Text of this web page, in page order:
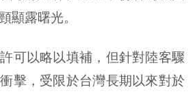
顯露曙光。
可以略以填補 ， 但針對陸客驟
擊 ， 受限於台灣長期以來對於